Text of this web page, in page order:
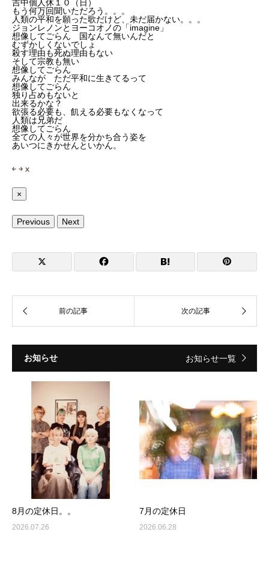
吉中個人休１０（日）
もう何万回聞いただろう。。。
人類の平和を願った歌だけど、未だ届かない。。。
ジョンレノンとヨーコオノの「imagine」
想像してごらん 国なんて無いんだと
むずかしくないでしょ
殺す理由も死ぬ理由もない
そして宗教も無い
想像してごらん
みんなが ただ平和に生きてるって
想像してごらん
独り占めもないと
出来るかな？
欲張る必要も、飢える必要もなくなって
人類は兄弟だ
想像してごらん
全ての人々が世界を分かち合う姿を
あいつにきかせんといかん。
￩ ￫ x
×
Previous Next
お知らせ お知らせ一覧
8月の定休日。。
2026.07.26
7月の定休日
2026.06.28